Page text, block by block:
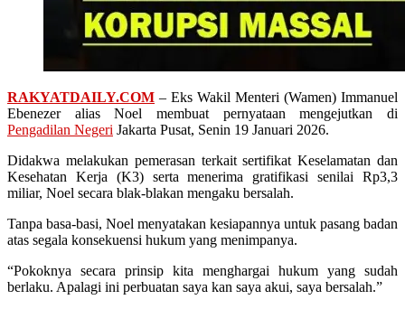
RAKYATDAILY.COM – Eks Wakil Menteri (Wamen) Immanuel
Ebenezer alias Noel membuat pernyataan mengejutkan di
Pengadilan Negeri Jakarta Pusat, Senin 19 Januari 2026.
Didakwa melakukan pemerasan terkait sertifikat Keselamatan dan
Kesehatan Kerja (K3) serta menerima gratifikasi senilai Rp3,3
miliar, Noel secara blak-blakan mengaku bersalah.
Tanpa basa-basi, Noel menyatakan kesiapannya untuk pasang badan
atas segala konsekuensi hukum yang menimpanya.
“Pokoknya secara prinsip kita menghargai hukum yang sudah
berlaku. Apalagi ini perbuatan saya kan saya akui, saya bersalah.”